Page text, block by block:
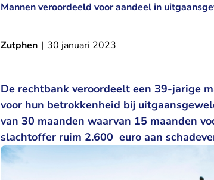
Mannen veroordeeld voor aandeel in
Zutphen | 30 januari 2023
De rechtbank veroordeelt een 39-jarige
voor hun betrokkenheid bij
van 30 maanden waarvan 15 maanden
slachtoffer ruim 2.600 euro aan